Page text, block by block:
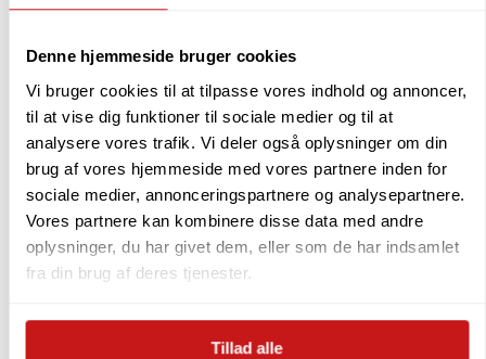
Denne hjemmeside bruger cookies
Vi bruger cookies til at tilpasse vores indhold og annoncer,
til at vise dig funktioner til sociale medier og til at
analysere vores trafik. Vi deler også oplysninger om din
brug af vores hjemmeside med vores partnere inden for
sociale medier, annonceringspartnere og analysepartnere.
Vores partnere kan kombinere disse data med andre
oplysninger, du har givet dem, eller som de har indsamlet
fra din brug af deres tjenester.
Tillad alle
Et komfortabelt og sikkert valg til hyggelige
stunder – hele året.
Betaling, Levering og
Fabrikantinformation
Levering:
Varen kan afsendes inden for ca. 2-5 arbejdsdage.